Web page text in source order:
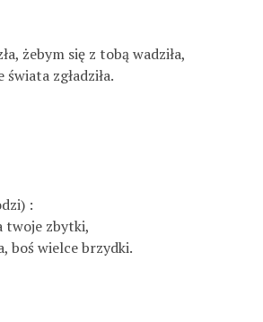
żebym się z tobą wadziła,
zgładziła.
:
twoje zbytki,
boś wielce brzydki.